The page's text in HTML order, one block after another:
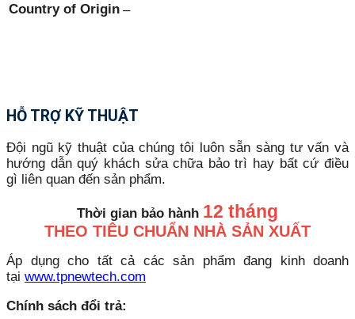
Country of Origin –
HỖ TRỢ KỸ THUẬT
Đội ngũ kỹ thuật của chúng tôi luôn sẵn sàng tư vấn và
hướng dẫn quý khách sửa chữa bảo trì hay bất cứ điều
gì liên quan đến sản phẩm.
Thời gian bảo hành 12 tháng
THEO TIÊU CHUẨN NHÀ SẢN XUẤT
Áp dụng cho tất cả các sản phẩm đang kinh doanh
tại www.tpnewtech.com
Chính sách đổi trả: